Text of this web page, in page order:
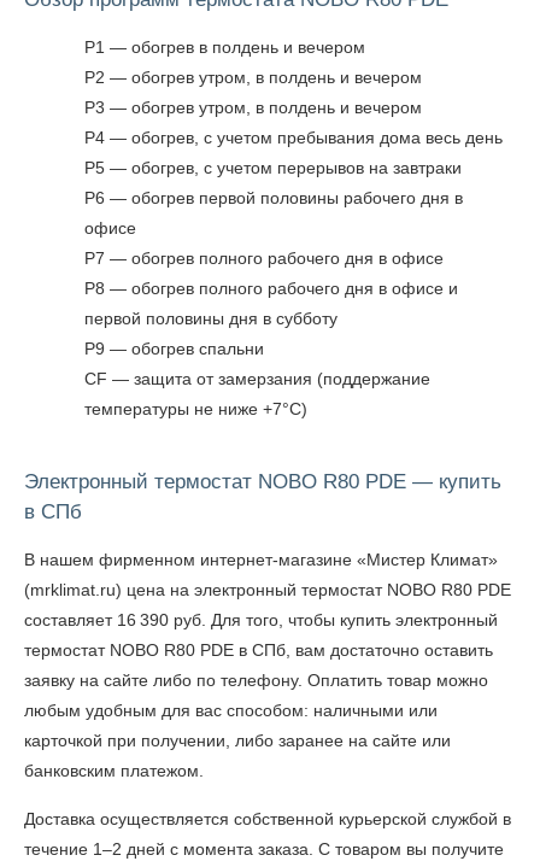
P1 — обогрев в полдень и вечером
P2 — обогрев утром, в полдень и вечером
P3 — обогрев утром, в полдень и вечером
P4 — обогрев, с учетом пребывания дома весь день
P5 — обогрев, с учетом перерывов на завтраки
P6 — обогрев первой половины рабочего дня в
офисе
P7 — обогрев полного рабочего дня в офисе
P8 — обогрев полного рабочего дня в офисе и
первой половины дня в субботу
P9 — обогрев спальни
CF — защита от замерзания (поддержание
температуры не ниже +7°С)
Электронный термостат NOBO R80 PDE — купить
в СПб
В нашем фирменном интернет-магазине «Мистер Климат»
(mrklimat.ru) цена на электронный термостат NOBO R80 PDE
составляет 16 390 руб. Для того, чтобы купить электронный
термостат NOBO R80 PDE в СПб , вам достаточно оставить
заявку на сайте либо по телефону. Оплатить товар можно
любым удобным для вас способом: наличными или
карточкой при получении, либо заранее на сайте или
банковским платежом.
Доставка осуществляется собственной курьерской службой в
течение 1–2 дней с момента заказа. С товаром вы получите